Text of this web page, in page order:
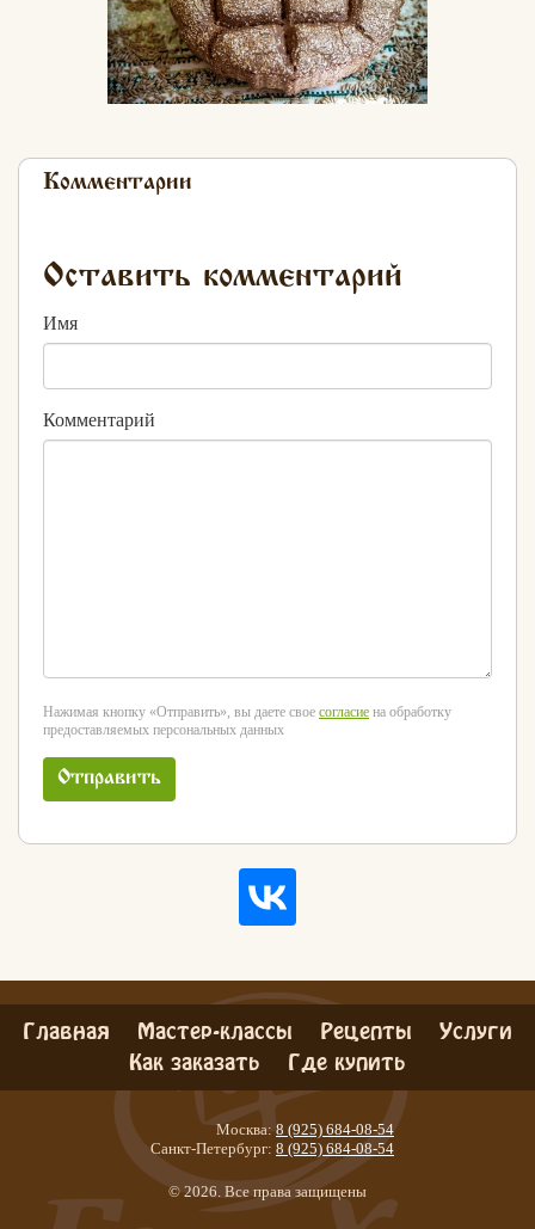
Хлеб
Комментарии
Оставить комментарий
Имя
Комментарий
Нажимая кнопку «Отправить», вы даете свое согласие на обработку
предоставляемых персональных данных
Отправить
Главная Мастер-классы Рецепты Услуги
Как заказать Где купить
Москва: 8 (925) 684-08-54
Санкт-Петербург: 8 (925) 684-08-54
© 2026. Все права защищены